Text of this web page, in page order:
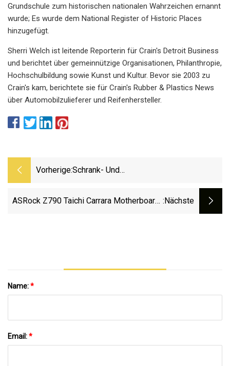
Grundschule zum historischen nationalen Wahrzeichen ernannt
wurde; Es wurde dem National Register of Historic Places
hinzugefügt.
Sherri Welch ist leitende Reporterin für Crain's Detroit Business
und berichtet über gemeinnützige Organisationen, Philanthropie,
Hochschulbildung sowie Kunst und Kultur. Bevor sie 2003 zu
Crain's kam, berichtete sie für Crain's Rubber & Plastics News
über Automobilzulieferer und Reifenhersteller.
Vorherige:Schrank- Und
Brunnen
ASRock Z790 Taichi Carrara Motherboard- :nächste
Name:*
Email:*